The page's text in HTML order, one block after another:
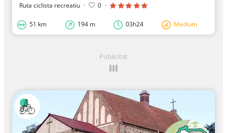
Ruta ciclista recreatiu · 0 ·
51 km 194 m 03h24 Medium
Publicitat